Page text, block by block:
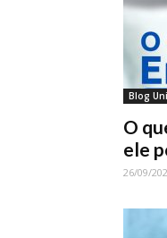
Blog
O
ele
26/09/